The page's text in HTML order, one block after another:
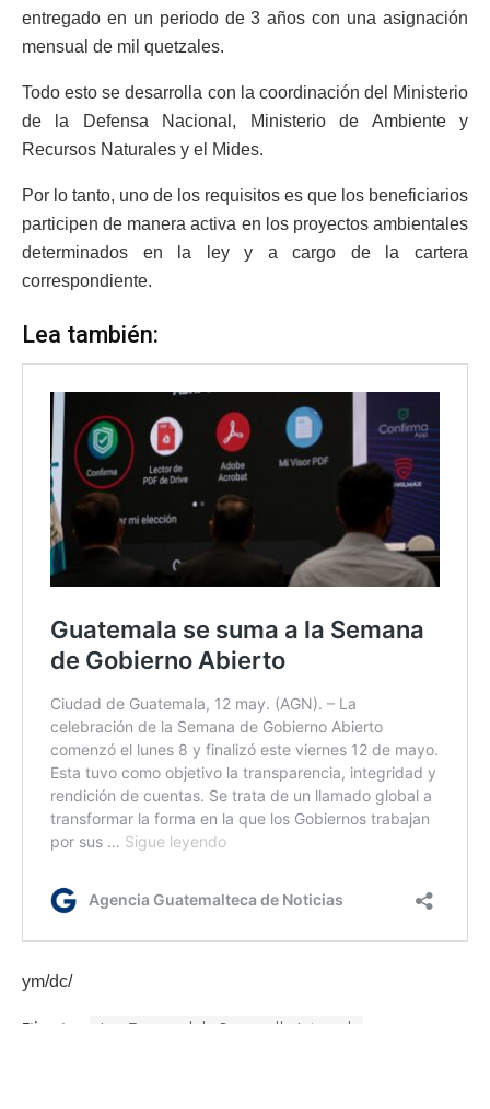
entregado en un periodo de 3 años con una asignación
mensual de mil quetzales.
Todo esto se desarrolla con la coordinación del Ministerio
de la Defensa Nacional, Ministerio de Ambiente y
Recursos Naturales y el Mides.
Por lo tanto, uno de los requisitos es que los beneficiarios
participen de manera activa en los proyectos ambientales
determinados en la ley y a cargo de la cartera
correspondiente.
Lea también:
ym/dc/
Etiquetas: Ley Temporal de Desarrollo Integral